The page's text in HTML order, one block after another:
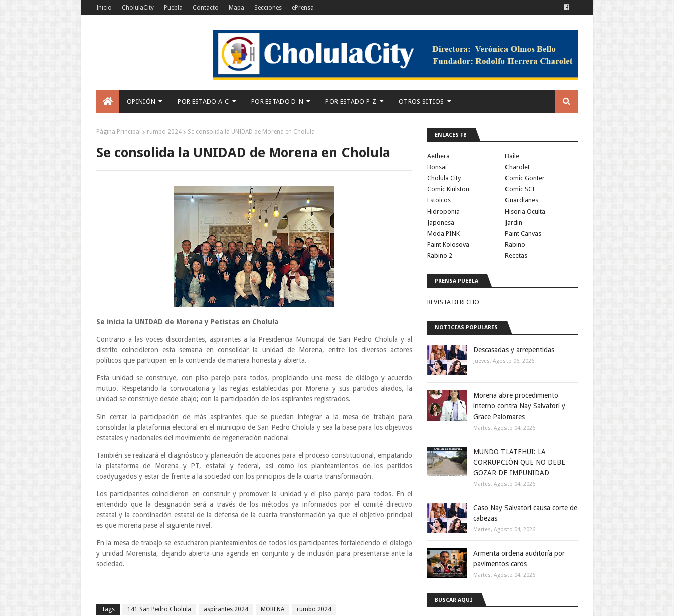
Inicio CholulaCity Puebla Contacto Mapa Secciones ePrensa
OPINIÓN POR ESTADO A-C POR ESTADO D-N POR ESTADO P-Z OTROS SITIOS
Página Principal rumbo 2024 Se consolida la UNIDAD de Morena en Cholula
Se consolida la UNIDAD de Morena en Cholula
Se inicia la UNIDAD de Morena y Petistas en Cholula
Contrario a las voces discordantes, aspirantes a la Presidencia Municipal de San Pedro Cholula y al
distrito coincidieron esta semana en consolidar la unidad de Morena, entre los diversos actores
políticos que participan en la contienda de manera honesta y abierta.
Esta unidad se construye, con piso parejo para todos, propiciando una mesa de diálogo y acuerdo
mutuo. Respetando la convocatoria y las reglas establecidas por Morena y sus partidos aliados, la
unidad se construye desde abajo; con la participación de los aspirantes registrados.
Sin cerrar la participación de más aspirantes que se puedan integrar a la mesa de trabajo para
consolidar la plataforma electoral en el municipio de San Pedro Cholula y sea la base para los objetivos
estatales y nacionales del movimiento de regeneración nacional
También se realizará el diagnóstico y planeación de acciones para el proceso constitucional, empatando
la plataforma de Morena y PT, estatal y federal, así como los planteamientos de los partidos
coadyugados y estar de frente a la sociedad con los principios de la cuarta transformación.
Los participantes coincidieron en construir y promover la unidad y el piso parejo para todos. En el
entendido que la designación será a través de los métodos ya informados por el comité directivo
estatal y la coordinación estatal de la defensa de la cuarta transformación ya que el objetivo principal
es que morena pase al siguiente nivel.
En la mesa de trabajo se escucharon planteamientos de todos los participantes fortaleciendo el dialogo
y unidad Morenista, dejando abierta una agenda en conjunto y de inclusión para presentarse ante la
sociedad.
Tags 141 San Pedro Cholula aspirantes 2024 MORENA rumbo 2024
ENLACES FB
Aethera
Baile
Bonsai
Charolet
Cholula City
Comic Gonter
Comic Kiulston
Comic SCI
Estoicos
Guardianes
Hidroponia
Hisoria Oculta
Japonesa
Jardin
Moda PINK
Paint Canvas
Paint Kolosova
Rabino
Rabino 2
Recetas
PRENSA PUEBLA
REVISTA DERECHO
NOTICIAS POPULARES
Descasadas y arrepentidas
Jueves, Agosto 06, 2026
Morena abre procedimiento
interno contra Nay Salvatori y
Grace Palomares
Martes, Agosto 04, 2026
MUNDO TLATEHUI: LA
CORRUPCIÓN QUE NO DEBE
GOZAR DE IMPUNIDAD
Martes, Agosto 04, 2026
Caso Nay Salvatori causa corte de
cabezas
Martes, Agosto 04, 2026
Armenta ordena auditoría por
pavimentos caros
Martes, Agosto 04, 2026
BUSCAR AQUÍ